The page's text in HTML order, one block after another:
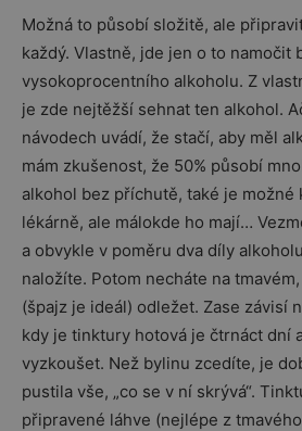
Možná to působí složitě, ale
každý. Vlastně, jde jen o to namočit
vysokoprocentního alkoholu. Z
je zde nejtěžší sehnat ten alkohol.
návodech uvádí, že stačí, aby měl
mám zkušenost, že 50% působí
alkohol bez příchutě, také je možné
lékárně, ale málokde ho mají…
a obvykle v poměru dva díly
naložíte. Potom necháte na
(špajz je ideál) odležet. Zase závisí
kdy je tinktury hotová je čtrnáct dní
vyzkoušet. Než bylinu zcedíte, je
pustila vše, „co se v ní skrývá“.
připravené láhve (nejlépe z